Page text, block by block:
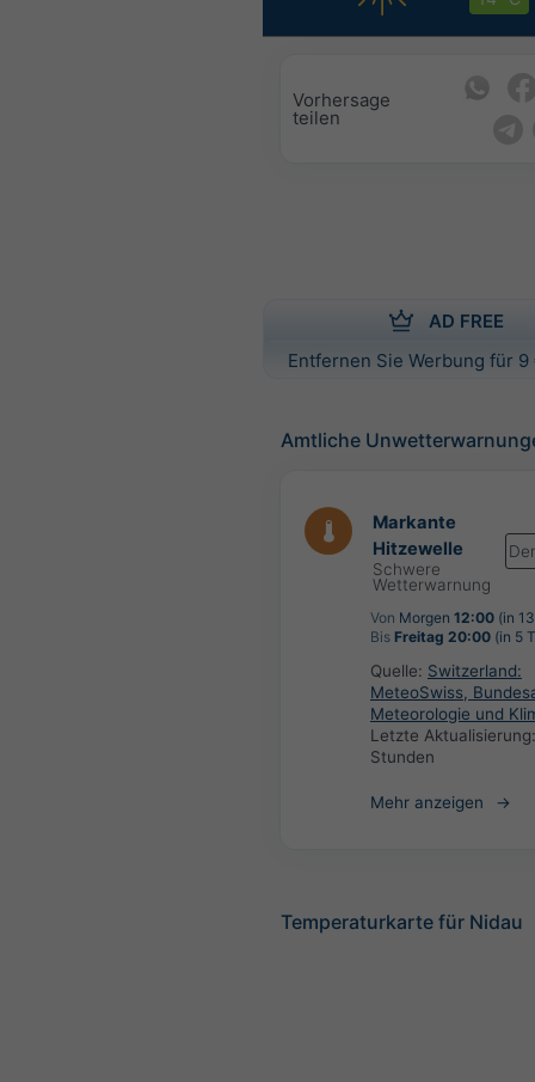
Vorhersage
teilen
AD FREE
Entfernen Sie Werbung für
Amtliche
Markante
Hitzewelle
Schwere
Wetterwarnung
Von Morgen 12:00 (in
Bis Freitag 20:00 (in 5
Quelle: Switzerland:
MeteoSwiss,
Meteorologie und
Letzte
Stunden
Mehr anzeigen
Temperaturkarte für Nidau